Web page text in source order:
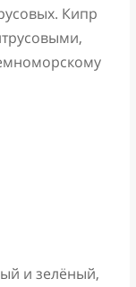
Кипр
и зелёный,